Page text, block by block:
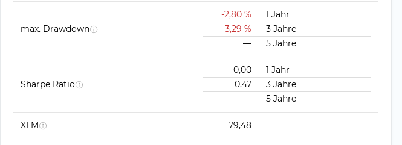
max. Drawdown
-2,80 %
1 Jahr
-3,29 %
3 Jahre
—
5 Jahre
Sharpe Ratio
0,00
1 Jahr
0,47
3 Jahre
—
5 Jahre
XLM 79,48